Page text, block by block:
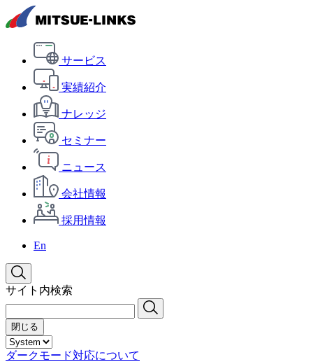
サービス
実績紹介
ナレッジ
セミナー
ニュース
会社情報
採用情報
En
サイト内検索
閉じる
ダークモード対応について